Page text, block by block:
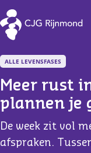
CJG Rijnmond
ALLE LEVENSFASES
Meer rust
plannen je
De week zit vol
afspraken.